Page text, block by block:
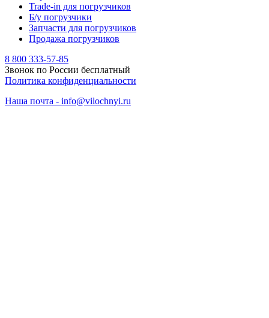
Trade-in для погрузчиков
Б/у погрузчики
Запчасти для погрузчиков
Продажа погрузчиков
8 800 333-57-85
Звонок по России бесплатный
Политика конфиденциальности
Наша почта - info@vilochnyi.ru